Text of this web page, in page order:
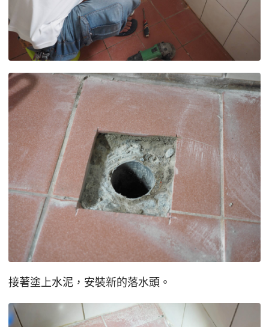
接著塗上水泥，安裝新的落水頭。